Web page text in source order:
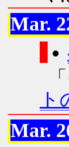
Mar.
ト
Mar.